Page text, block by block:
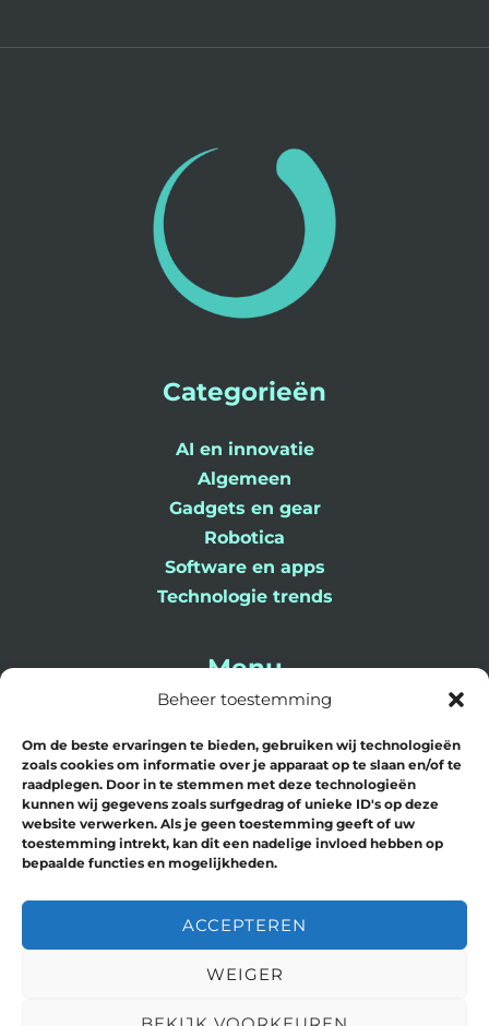
Beheer toestemming
Om de beste ervaringen te bieden, gebruiken wij technologieën
zoals cookies om informatie over je apparaat op te slaan en/of te
raadplegen. Door in te stemmen met deze technologieën
kunnen wij gegevens zoals surfgedrag of unieke ID's op deze
website verwerken. Als je geen toestemming geeft of uw
toestemming intrekt, kan dit een nadelige invloed hebben op
bepaalde functies en mogelijkheden.
ACCEPTEREN
WEIGER
Categorieën
AI en innovatie
Algemeen
Gadgets en gear
Robotica
Software en apps
Technologie trends
Menu
Blog
Contact
Over Ons
AI Hero